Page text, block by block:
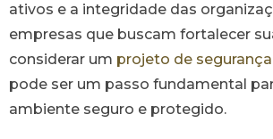
ativos e a integridade das
empresas que buscam fortalecer
considerar um projeto de
pode ser um passo fundamental
ambiente seguro e protegido.